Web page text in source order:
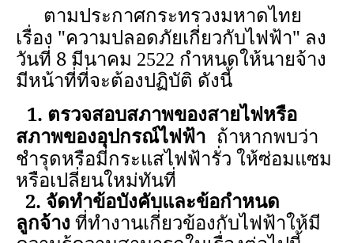
ตามประกาศกระทรวงมหาดไทย
เรื่อง "ความปลอดภัยเกี่ยวกับไฟฟ้า" ลง
วันที่ 8 มีนาคม 2522 กำหนดให้นายจ้าง
มีหน้าที่ที่จะต้องปฏิบัติ ดังนี้
1. ตรวจสอบสภาพของสายไฟหรือ
สภาพของอุปกรณ์ไฟฟ้า ถ้าหากพบว่า
ชำรุดหรือมีกระแสไฟฟ้ารั่ว ให้ซ่อมแซม
หรือเปลี่ยนใหม่ทันที่
2. จัดทำข้อบังคับและข้อกำหนด
ลูกจ้าง ที่ทำงานเกี่ยวข้องกับไฟฟ้าให้มี